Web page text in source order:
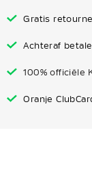
Gratis
Achteraf
100% officiële
Oranje